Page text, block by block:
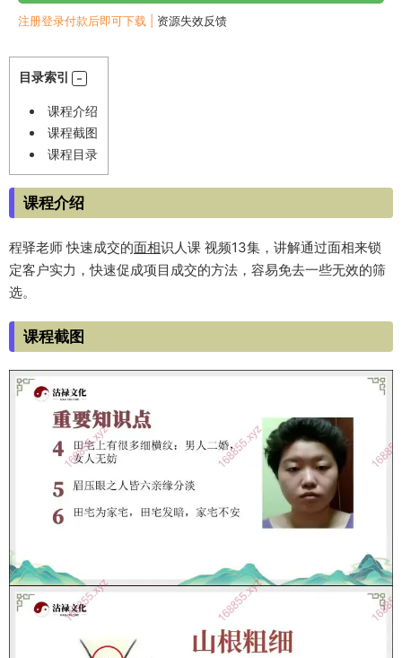
注册登录付款后即可下载 | 资源失效反馈
目录索引
课程介绍
课程截图
课程目录
课程介绍
程驿老师 快速成交的面相识人课 视频13集，讲解通过面相来锁
定客户实力，快速促成项目成交的方法，容易免去一些无效的筛
选。
课程截图